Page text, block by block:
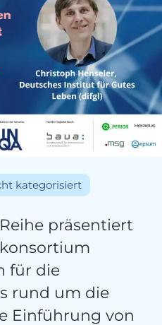
kategorisiert
präsentiert
für die
rund um die
Einführung von